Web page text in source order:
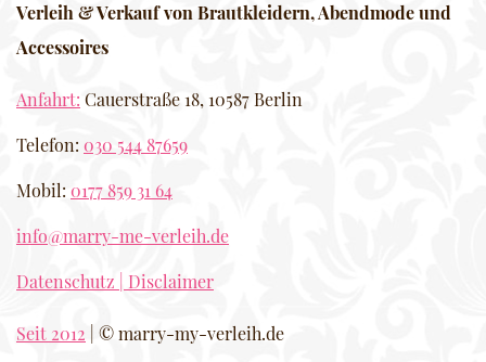
Verleih & Verkauf von Brautkleidern, Abendmode und
Accessoires
Anfahrt: Cauerstraße 18, 10587 Berlin
Telefon: 030 544 87659
Mobil: 0177 859 31 64
info@marry-me-verleih.de
Datenschutz | Disclaimer
Seit 2012 | © marry-my-verleih.de